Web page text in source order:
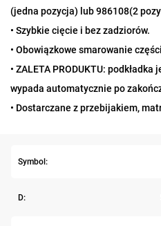
(jedna pozycja) lub 986108(2
• Szybkie cięcie i bez zadziorów.
• Obowiązkowe smarowanie
• ZALETA PRODUKTU:
wypada automatycznie po
• Dostarczane z przebijakiem,
Symbol:
D: